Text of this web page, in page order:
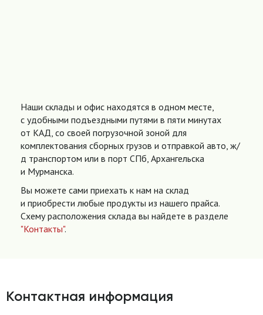
Наши склады и офис находятся в одном месте,
с удобными подъездными путями в пяти минутах
от КАД, со своей погрузочной зоной для
комплектования сборных грузов и отправкой авто, ж/
д транспортом или в порт СПб, Архангельска
и Мурманска.
Вы можете сами приехать к нам на склад
и приобрести любые продукты из нашего прайса.
Схему расположения склада вы найдете в разделе
"Контакты".
Контактная информация